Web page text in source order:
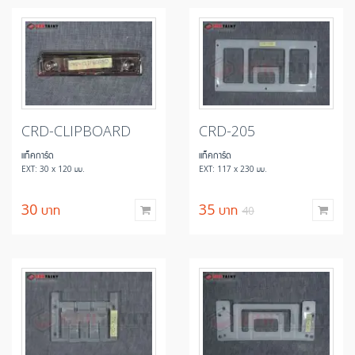
CRD-CLIPBOARD
แท็คการ์ด
EXT: 30 x 120 มม.
30 บาท
CRD-205
แท็คการ์ด
EXT: 117 x 230 มม.
35 บาท 40